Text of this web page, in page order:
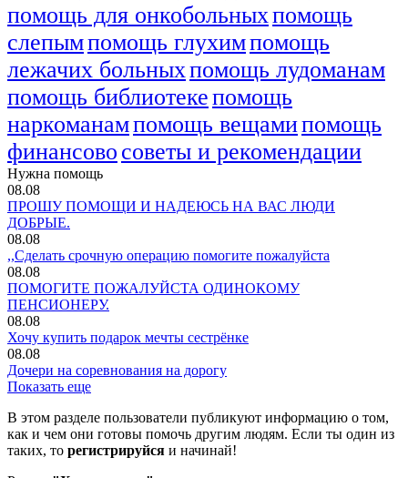
помощь для онкобольныхпомощь
слепымпомощь глухимпомощь
лежачих больныхпомощь лудоманам
помощь библиотекепомощь
наркоманампомощь вещамипомощь
финансово советы и рекомендации
Нужна помощь
08.08
ПРОШУ ПОМОЩИ И НАДЕЮСЬ НА ВАС ЛЮДИ
ДОБРЫЕ.
08.08
,,Сделать срочную операцию помогите пожалуйста
08.08
ПОМОГИТЕ ПОЖАЛУЙСТА ОДИНОКОМУ
ПЕНСИОНЕРУ.
08.08
Хочу купить подарок мечты сестрёнке
08.08
Дочери на соревнования на дорогу
Показать еще
В этом разделе пользователи публикуют информацию о том,
как и чем они готовы помочь другим людям. Если ты один из
таких, то регистрируйся и начинай!